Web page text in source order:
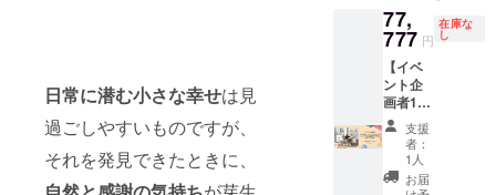
日常に潜む小さな幸せは見
過ごしやすいものですが、
それを発見できたときに、
のみ】
となり
ますの
でご注
意願い
ます。
ます。
備考欄
の名前
やニッ
クネー
ムをご
記入く
ださ
い。
で打ち
合わせ
決定い
たしま
す。
→【202
1年10月
~2022
年3月ま
は「〇
〇さ
「〇〇
ちゃ
ん」
「〇〇
くん」
など備
考欄に
さい。
宛名の
い場合
は「宛
名な
し」と
ご記入
くださ
い。
== ◎サ
インの
希望す
る場合
は「〇
〇さ
ん」
「〇〇
ちゃ
宛名を
希望す
る場合
は「〇
〇さ
ん」
「〇〇
ちゃ
ん」
「〇〇
77,
777 円
在庫な
し
【イベ
ント企
画者1名
限定】
東京都
内で、
Prius
支援
者：
1人
お届